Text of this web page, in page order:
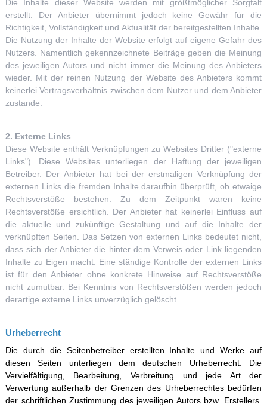
Die Inhalte dieser Website werden mit größtmöglicher Sorgfalt
erstellt. Der Anbieter übernimmt jedoch keine Gewähr für die
Richtigkeit, Vollständigkeit und Aktualität der bereitgestellten Inhalte.
Die Nutzung der Inhalte der Website erfolgt auf eigene Gefahr des
Nutzers. Namentlich gekennzeichnete Beiträge geben die Meinung
des jeweiligen Autors und nicht immer die Meinung des Anbieters
wieder. Mit der reinen Nutzung der Website des Anbieters kommt
keinerlei Vertragsverhältnis zwischen dem Nutzer und dem Anbieter
zustande.
2. Externe Links
Diese Website enthält Verknüpfungen zu Websites Dritter ("externe
Links"). Diese Websites unterliegen der Haftung der jeweiligen
Betreiber. Der Anbieter hat bei der erstmaligen Verknüpfung der
externen Links die fremden Inhalte daraufhin überprüft, ob etwaige
Rechtsverstöße bestehen. Zu dem Zeitpunkt waren keine
Rechtsverstöße ersichtlich. Der Anbieter hat keinerlei Einfluss auf
die aktuelle und zukünftige Gestaltung und auf die Inhalte der
verknüpften Seiten. Das Setzen von externen Links bedeutet nicht,
dass sich der Anbieter die hinter dem Verweis oder Link liegenden
Inhalte zu Eigen macht. Eine ständige Kontrolle der externen Links
ist für den Anbieter ohne konkrete Hinweise auf Rechtsverstöße
nicht zumutbar. Bei Kenntnis von Rechtsverstößen werden jedoch
derartige externe Links unverzüglich gelöscht.
Urheberrecht
Die durch die Seitenbetreiber erstellten Inhalte und Werke auf
diesen Seiten unterliegen dem deutschen Urheberrecht. Die
Vervielfältigung, Bearbeitung, Verbreitung und jede Art der
Verwertung außerhalb der Grenzen des Urheberrechtes bedürfen
der schriftlichen Zustimmung des jeweiligen Autors bzw. Erstellers.